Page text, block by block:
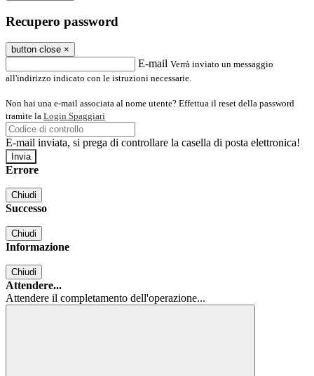
Recupero password
button close ×
E-mail Verrà inviato un messaggio
all'indirizzo indicato con le istruzioni necessarie.
Non hai una e-mail associata al nome utente? Effettua il reset della password
tramite la Login Spaggiari
E-mail inviata, si prega di controllare la casella di posta elettronica!
Errore
Chiudi
Successo
Chiudi
Informazione
Chiudi
Attendere...
Attendere il completamento dell'operazione...